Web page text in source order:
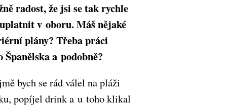
radost, že jsi se tak rychle
v oboru. Máš nějaké
plány? Třeba práci
Španělska a podobně?
bych se rád válel na pláži
popíjel drink a u toho klikal